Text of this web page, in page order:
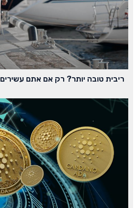
ריבית טובה יותר? רק אם אתם עשירים